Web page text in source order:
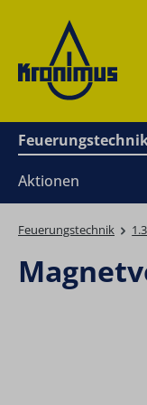
Zur
Aktionen
Feuerungstechnik